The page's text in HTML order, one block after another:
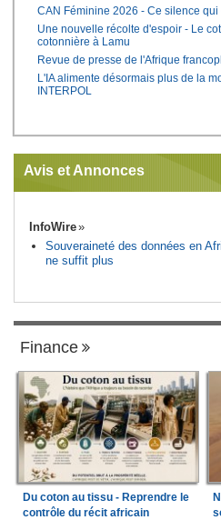
CAN Féminine 2026 - Ce silence qui
Une nouvelle récolte d'espoir - Le
cotonnière à Lamu
Revue de presse de l'Afrique
L'IA alimente désormais plus de la
INTERPOL
Avis et Annonces
InfoWire
Souveraineté des données en
ne suffit plus
Finance
Du coton au tissu - Reprendre le
contrôle du récit africain